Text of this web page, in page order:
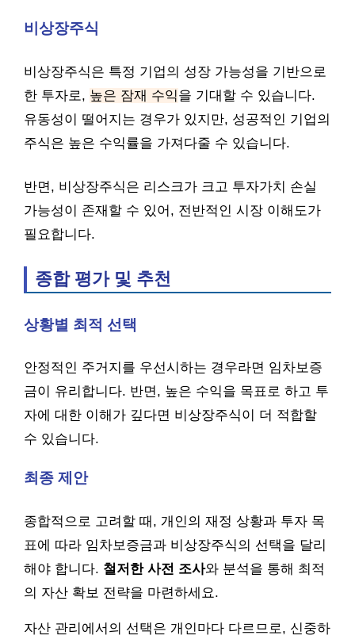
비상장주식
비상장주식은 특정 기업의 성장 가능성을 기반으로
한 투자로, 높은 잠재 수익을 기대할 수 있습니다.
유동성이 떨어지는 경우가 있지만, 성공적인 기업의
주식은 높은 수익률을 가져다줄 수 있습니다.
반면, 비상장주식은 리스크가 크고 투자가치 손실
가능성이 존재할 수 있어, 전반적인 시장 이해도가
필요합니다.
종합 평가 및 추천
상황별 최적 선택
안정적인 주거지를 우선시하는 경우라면 임차보증
금이 유리합니다. 반면, 높은 수익을 목표로 하고 투
자에 대한 이해가 깊다면 비상장주식이 더 적합할
수 있습니다.
최종 제안
종합적으로 고려할 때, 개인의 재정 상황과 투자 목
표에 따라 임차보증금과 비상장주식의 선택을 달리
해야 합니다. 철저한 사전 조사와 분석을 통해 최적
의 자산 확보 전략을 마련하세요.
자산 관리에서의 선택은 개인마다 다르므로, 신중하